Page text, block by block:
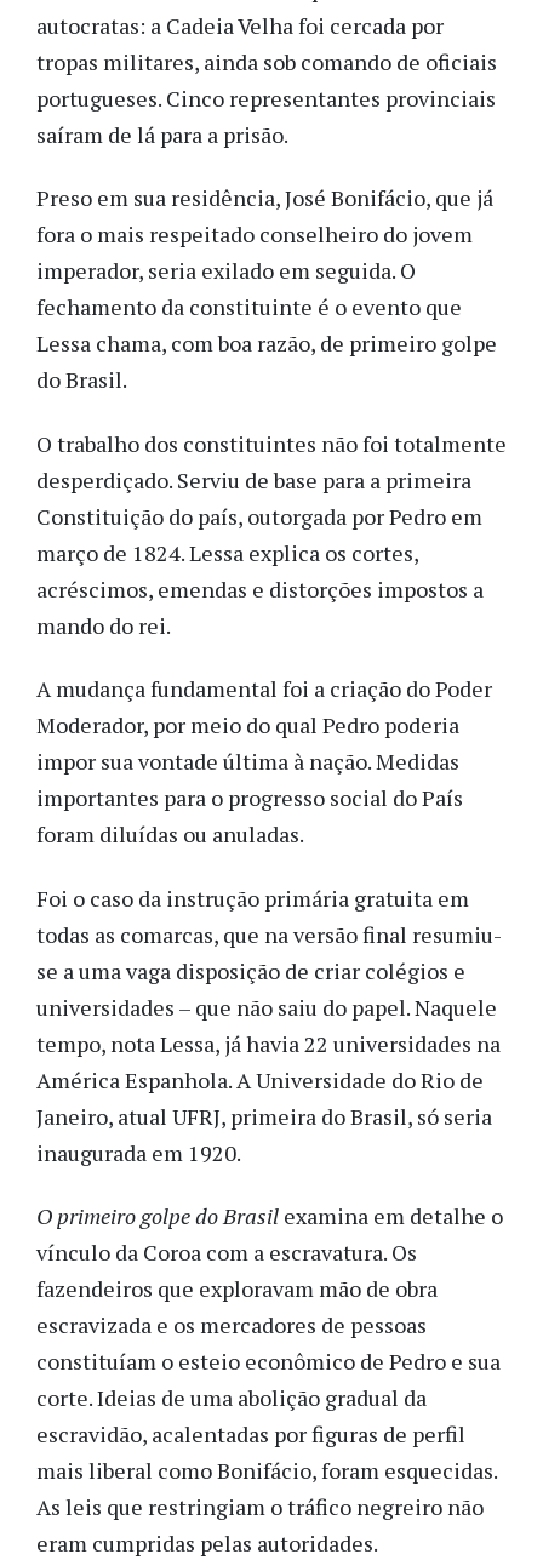
autocratas: a Cadeia Velha foi cercada por
tropas militares, ainda sob comando de oficiais
portugueses. Cinco representantes provinciais
saíram de lá para a prisão.
Preso em sua residência, José Bonifácio, que já
fora o mais respeitado conselheiro do jovem
imperador, seria exilado em seguida. O
fechamento da constituinte é o evento que
Lessa chama, com boa razão, de primeiro golpe
do Brasil.
O trabalho dos constituintes não foi totalmente
desperdiçado. Serviu de base para a primeira
Constituição do país, outorgada por Pedro em
março de 1824. Lessa explica os cortes,
acréscimos, emendas e distorções impostos a
mando do rei.
A mudança fundamental foi a criação do Poder
Moderador, por meio do qual Pedro poderia
impor sua vontade última à nação. Medidas
importantes para o progresso social do País
foram diluídas ou anuladas.
Foi o caso da instrução primária gratuita em
todas as comarcas, que na versão final resumiu-
se a uma vaga disposição de criar colégios e
universidades – que não saiu do papel. Naquele
tempo, nota Lessa, já havia 22 universidades na
América Espanhola. A Universidade do Rio de
Janeiro, atual UFRJ, primeira do Brasil, só seria
inaugurada em 1920.
O primeiro golpe do Brasil examina em detalhe o
vínculo da Coroa com a escravatura. Os
fazendeiros que exploravam mão de obra
escravizada e os mercadores de pessoas
constituíam o esteio econômico de Pedro e sua
corte. Ideias de uma abolição gradual da
escravidão, acalentadas por figuras de perfil
mais liberal como Bonifácio, foram esquecidas.
As leis que restringiam o tráfico negreiro não
eram cumpridas pelas autoridades.